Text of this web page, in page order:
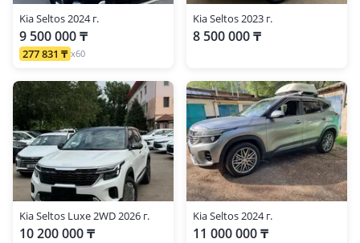
Kia Seltos 2024 г.
9 500 000 ₸
277 831 ₸ x60
Kia Seltos 2023 г.
8 500 000 ₸
Kia Seltos Luxe 2WD 2026 г.
10 200 000 ₸
Kia Seltos 2024 г.
11 000 000 ₸